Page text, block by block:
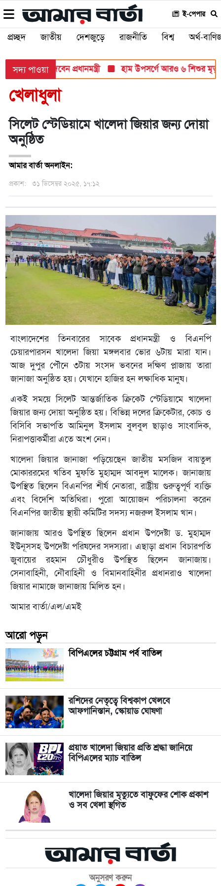
ই-পেপার
প্রচ্ছদ জাতীয় দেশজুড়ে রাজনীতি বিশ্ব অর্থ-
সদ্য পাওয়া
ঘর দেবেন প্রধানমন্ত্রী হাম উপসর্গে আরও ৬ শিশুর মৃত্যু,
খেলাধুলা
সিলেট স্টেডিয়ামে খালেদা জিয়ার জন্য দোয়া
অনুষ্ঠিত
আমার বার্তা অনলাইন:
প্রকাশ: ৩১ ডিসেম্বর ২০২৫, ১৭:১২
বাংলাদেশের তিনবারের সাবেক প্রধানমন্ত্রী ও বিএনপি
চেয়ারপারসন খালেদা জিয়া মঙ্গলবার ভোর ৬টায় মারা যান।
আজ দুপুর পৌনে ৩টায় সংসদ ভবনের দক্ষিণ প্লাজায় তারা
জানাজা অনুষ্ঠিত হয়। যেখানে হাজির হন লক্ষাধিক মানুষ।
একই সময়ে সিলেট আন্তর্জাতিক ক্রিকেট স্টেডিয়ামে খালেদা
জিয়ার জন্য দোয়া অনুষ্ঠিত হয়। বিভিন্ন দলের ক্রিকেটার, কোচ ও
বিসিবি সভাপতি আমিনুল ইসলাম বুলবুল ছাড়াও সাংবাদিক,
নিরাপত্তাকর্মীরা এতে অংশ নেন।
খালেদা জিয়ার জানাজা পড়িয়েছেন জাতীয় মসজিদ বায়তুল
মোকাররমের খতিব মুফতি মুহাম্মদ আবদুল মালেক। জানাজায়
উপস্থিত ছিলেন বিএনপির শীর্ষ নেতারা, রাষ্ট্রীয় গুরুত্বপূর্ণ ব্যক্তি
এবং বিদেশি অতিথিরা। পুরো আয়োজন পরিচালনা করেন
বিএনপির জাতীয় স্থায়ী কমিটির সদস্য নজরুল ইসলাম খান।
জানাজায় আরও উপস্থিত ছিলেন প্রধান উপদেষ্টা ড. মুহাম্মদ
ইউনূসসহ উপদেষ্টা পরিষদের সদস্যরা। এছাড়া প্রধান বিচারপতি
জুবায়ের রহমান চৌধুরীও উপস্থিত ছিলেন জানাজায়।
সেনাবাহিনী, নৌবাহিনী ও বিমানবাহিনীর প্রধানরাও খালেদা
জিয়ার নামাজে জানাজায় মিলিত হন।
আমার বার্তা/এল/এমই
আরো পড়ুন
বিপিএলের চট্টগ্রাম পর্ব বাতিল
রশিদের নেতৃত্বে বিশ্বকাপ খেলবে
আফগানিস্তান, স্কোয়াড ঘোষণা
প্রয়াত খালেদা জিয়ার প্রতি শ্রদ্ধা জানিয়ে
বিপিএলের ম্যাচ বাতিল
খালেদা জিয়ার মৃত্যুতে বাফুফের শোক প্রকাশ
ও সব খেলা স্থগিত
অনুসরণ করুন